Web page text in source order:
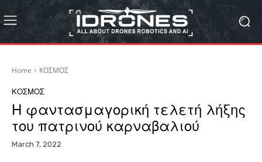
Home ΚΟΣΜΟΣ
ΚΟΣΜΟΣ
Η φαντασμαγορική τελετή λήξης
του πατρινού καρναβαλιού
March 7, 2022